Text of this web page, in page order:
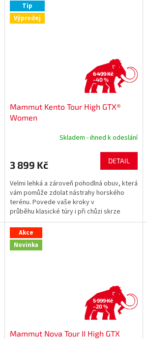
Tip
Výprodej
6 499 Kč
–40 %
Mammut Kento Tour High GTX®
Women
Skladem - ihned k odeslání
3 899 Kč DETAIL
Velmi lehká a zároveň pohodlná obuv, která
vám pomůže zdolat nástrahy horského
terénu. Povede vaše kroky v
průběhu klasické túry i při chůzi skrze
strmé skalnaté úseky (Via...
Akce
Novinka
5 999 Kč
–20 %
Mammut Nova Tour II High GTX